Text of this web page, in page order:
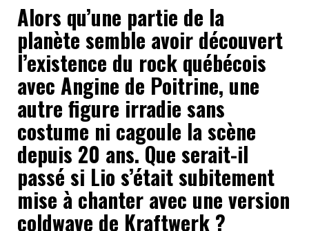
Alors qu’une partie de la
planète semble avoir découvert
l’existence du rock québécois
avec Angine de Poitrine, une
autre figure irradie sans
costume ni cagoule la scène
depuis 20 ans. Que serait-il
passé si Lio s’était subitement
mise à chanter avec une version
coldwave de Kraftwerk ?